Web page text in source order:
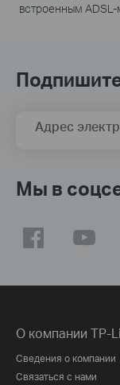
встроенным
Адрес
Мы в
О компании TP-
Сведения о компании
Связаться с нами